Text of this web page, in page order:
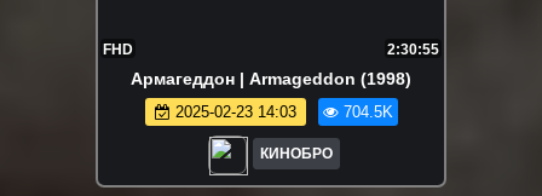
FHD 2:30:55
Армагеддон | Armageddon (1998)
2025-02-23 14:03 704.5K
КИНОБРО